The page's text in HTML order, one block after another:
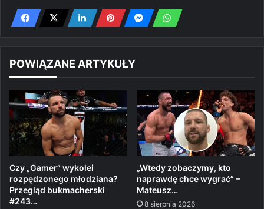
POWIĄZANE ARTYKUŁY
Czy „Gamer” wykolei
rozpędzonego młodziana?
Przegląd bukmacherski
#243…
„Wtedy zobaczymy, kto
naprawdę chce wygrać” –
Mateusz…
8 sierpnia 2026